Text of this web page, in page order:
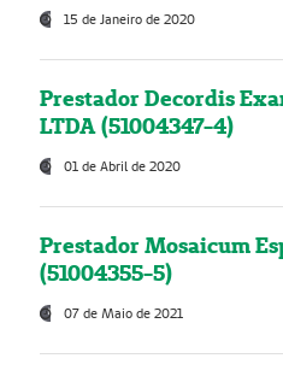
15 de Janeiro de 2020
Prestador Decordis
LTDA (51004347-4)
01 de Abril de 2020
Prestador Mosaicum
(51004355-5)
07 de Maio de 2021